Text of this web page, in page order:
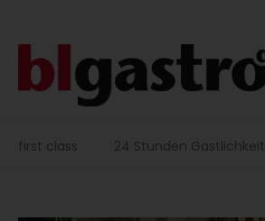
first class 24 Stunden Gastlichkeit